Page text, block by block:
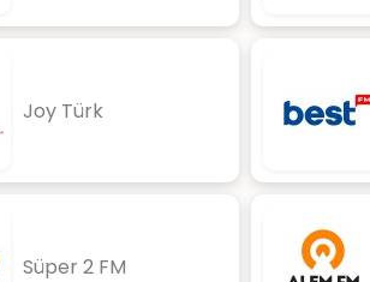
Joy Türk
Süper 2 FM